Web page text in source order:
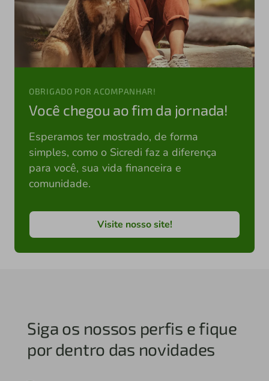
OBRIGADO POR ACOMPANHAR!
Você chegou ao fim da jornada!
Esperamos ter mostrado, de forma
simples, como o Sicredi faz a diferença
para você, sua vida financeira e
comunidade.
Visite nosso site!
Siga os nossos perfis e fique
por dentro das novidades